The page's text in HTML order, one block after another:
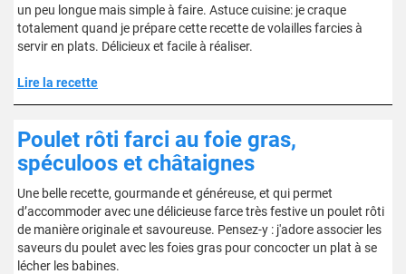
un peu longue mais simple à faire. Astuce cuisine: je craque
totalement quand je prépare cette recette de volailles farcies à
servir en plats. Délicieux et facile à réaliser.
Lire la recette
Poulet rôti farci au foie gras,
spéculoos et châtaignes
Une belle recette, gourmande et généreuse, et qui permet
d’accommoder avec une délicieuse farce très festive un poulet rôti
de manière originale et savoureuse. Pensez-y : j'adore associer les
saveurs du poulet avec les foies gras pour concocter un plat à se
lécher les babines.